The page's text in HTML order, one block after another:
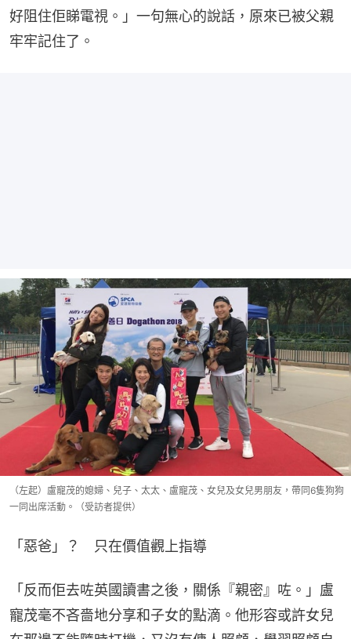
好阻住佢睇電視。」一句無心的說話，原來已被父親
牢牢記住了。
（左起）盧寵茂的媳婦、兒子、太太、盧寵茂、女兒及女兒男朋友，帶同6隻狗狗
一同出席活動。（受訪者提供）
「惡爸」？　只在價值觀上指導
「反而佢去咗英國讀書之後，關係『親密』咗。」盧
寵茂毫不吝嗇地分享和子女的點滴。他形容或許女兒